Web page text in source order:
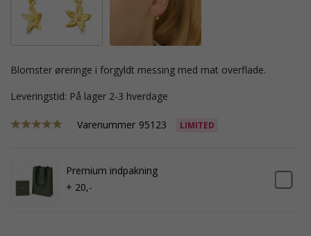
blomster øreringe i forgyldt messing med mat overflade.
Leveringstid: På lager 2-3 hverdage
Varenummer 95123 LIMITED
Premium indpakning
+ 20,-